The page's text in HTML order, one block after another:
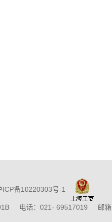
ICP备10220303号-1
电话：021- 69517019 邮箱